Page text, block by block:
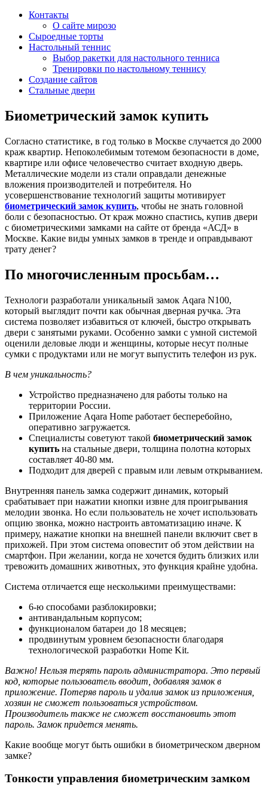
Контакты
О сайте мирозо
Сыроедные торты
Настольный теннис
Выбор ракетки для настольного тенниса
Тренировки по настольному теннису
Создание сайтов
Стальные двери
Биометрический замок купить
Согласно статистике, в год только в Москве случается до 2000
краж квартир. Непоколебимым тотемом безопасности в доме,
квартире или офисе человечество считает входную дверь.
Металлические модели из стали оправдали денежные
вложения производителей и потребителя. Но
усовершенствование технологий защиты мотивирует
биометрический замок купить, чтобы не знать головной
боли с безопасностью. От краж можно спастись, купив двери
с биометрическими замками на сайте от бренда «АСД» в
Москве. Какие виды умных замков в тренде и оправдывают
трату денег?
По многочисленным просьбам…
Технологи разработали уникальный замок Aqara N100,
который выглядит почти как обычная дверная ручка. Эта
система позволяет избавиться от ключей, быстро открывать
двери с занятыми руками. Особенно замки с умной системой
оценили деловые люди и женщины, которые несут полные
сумки с продуктами или не могут выпустить телефон из рук.
В чем уникальность?
Устройство предназначено для работы только на
территории России.
Приложение Aqara Home работает бесперебойно,
оперативно загружается.
Специалисты советуют такой биометрический замок
купить на стальные двери, толщина полотна которых
составляет 40-80 мм.
Подходит для дверей с правым или левым открыванием.
Внутренняя панель замка содержит динамик, который
срабатывает при нажатии кнопки извне для проигрывания
мелодии звонка. Но если пользователь не хочет использовать
опцию звонка, можно настроить автоматизацию иначе. К
примеру, нажатие кнопки на внешней панели включит свет в
прихожей. При этом система оповестит об этом действии на
смартфон. При желании, когда не хочется будить близких или
тревожить домашних животных, это функция крайне удобна.
Система отличается еще несколькими преимуществами:
6-ю способами разблокировки;
антивандальным корпусом;
функционалом батареи до 18 месяцев;
продвинутым уровнем безопасности благодаря
технологической разработки Home Kit.
Важно! Нельзя терять пароль администратора. Это первый
код, которые пользователь вводит, добавляя замок в
приложение. Потеряв пароль и удалив замок из приложения,
хозяин не сможет пользоваться устройством.
Производитель также не сможет восстановить этот
пароль. Замок придется менять.
Какие вообще могут быть ошибки в биометрическом дверном
замке?
Тонкости управления биометрическим замком